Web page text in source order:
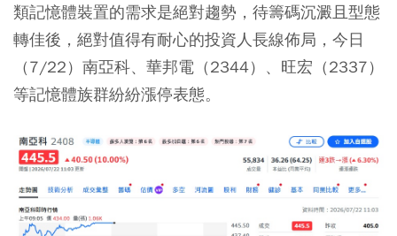
類記憶體裝置的需求是絕對趨勢，待籌碼沉澱且型態
轉佳後，絕對值得有耐心的投資人長線佈局，今日
（7/22）南亞科、 華邦電（2344） 、 旺宏（2337）
等記憶體族群紛紛漲停表態。